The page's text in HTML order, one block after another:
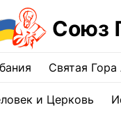
Союз
Святая
и Церковь